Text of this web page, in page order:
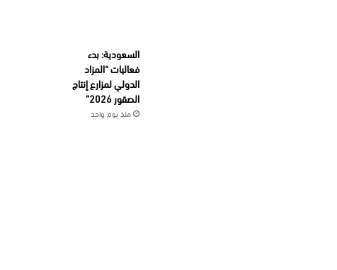
السعودية: بدء
فعاليات “المزاد
الدولي لمزارع إنتاج
الصقور 2026”
منذ يوم واحد